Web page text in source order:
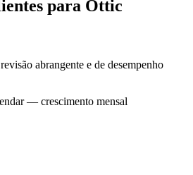
para Ottic
abrangente e de desempenho
— crescimento mensal